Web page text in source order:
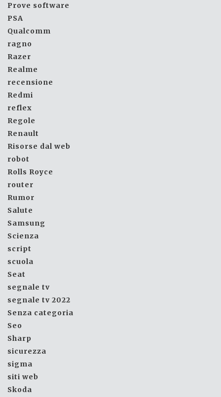
Prove software
PSA
Qualcomm
ragno
Razer
Realme
recensione
Redmi
reflex
Regole
Renault
Risorse dal web
robot
Rolls Royce
router
Rumor
Salute
Samsung
Scienza
script
scuola
Seat
segnale tv
segnale tv 2022
Senza categoria
Seo
Sharp
sicurezza
sigma
siti web
Skoda